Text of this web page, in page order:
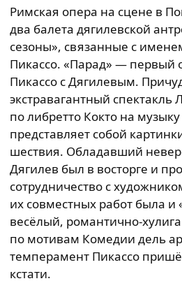
Римская опера на сцене в
два балета дягилевской
сезоны», связанные с
Пикассо. «Парад» — первый
Пикассо с Дягилевым.
экстравагантный
по либретто Кокто на
представляет собой
шествия. Обладавший
Дягилев был в восторге и
сотрудничество с
их совместных работ была
весёлый, романтично-
по мотивам Комедии дель
темперамент Пикассо
кстати.